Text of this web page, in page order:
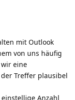
mit Outlook
von uns häufig
eine
Treffer plausibel
Anzahl